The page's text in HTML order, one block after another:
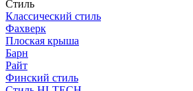
Стиль
Классический стиль
Фахверк
Плоская крыша
Барн
Райт
Финский стиль